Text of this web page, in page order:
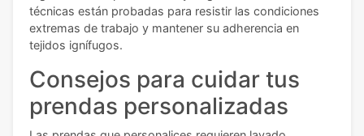
técnicas están probadas para resistir las condiciones
extremas de trabajo y mantener su adherencia en
tejidos ignífugos.
Consejos para cuidar tus
prendas personalizadas